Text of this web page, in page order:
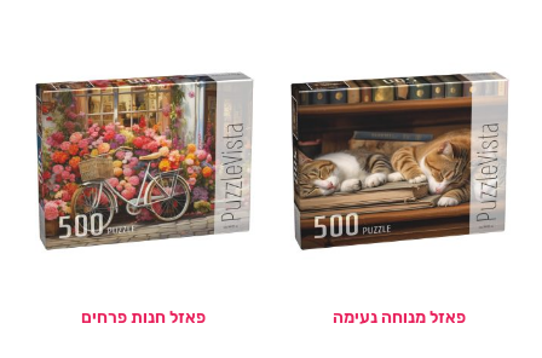
פאזל מנוחה נעימה פאזל חנות פרחים